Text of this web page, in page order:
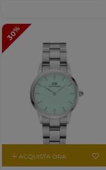
30%
ACQUISTA ORA